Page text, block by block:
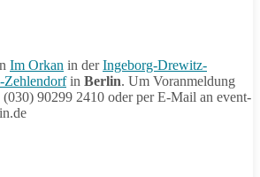
Im Orkan in derIngeborg-Drewitz-
Zehlendorfin Berlin. Um Voranmeldung
90299 2410 oder per E-Mail an event-